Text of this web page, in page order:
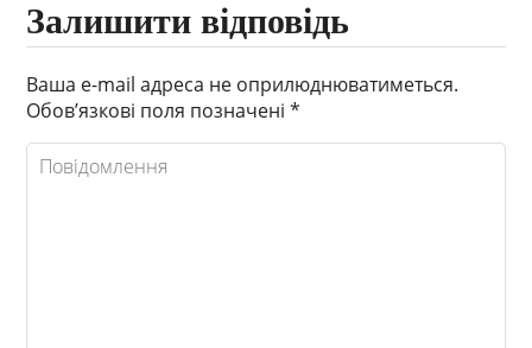
Залишити відповідь
Ваша e-mail адреса не оприлюднюватиметься.
Обов’язкові поля позначені*